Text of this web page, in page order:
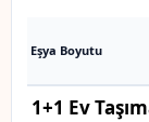
Eşya Boyutu
1+1 Ev